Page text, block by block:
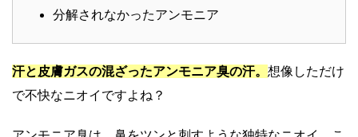
分解されなかったアンモニア
汗と皮膚ガスの混ざったアンモニア臭の汗。 想像しただけ
で不快なニオイですよね？